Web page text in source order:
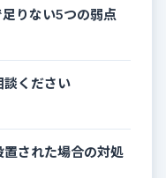
りない5つの弱点
談ください
された場合の対処